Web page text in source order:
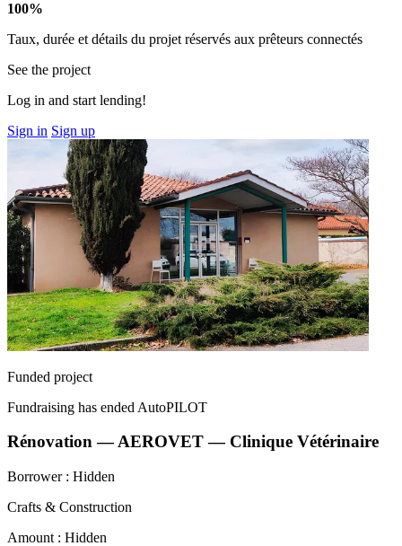
100%
Taux, durée et détails du projet réservés aux prêteurs connectés
See the project
Log in and start lending!
Sign in Sign up
Funded project
Fundraising has ended AutoPILOT
Rénovation — AEROVET — Clinique Vétérinaire
Borrower : Hidden
Crafts & Construction
Amount : Hidden